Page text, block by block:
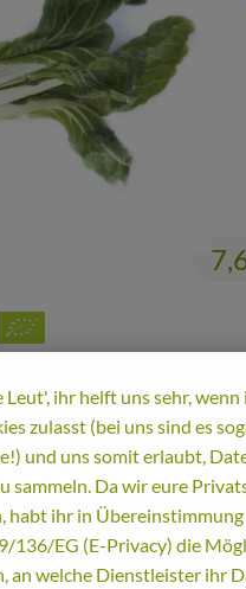
4.9% MwSt
Handelsklasse
Artikel wird genau eingewogen.
Leut', ihr helft uns sehr, wenn
zulasst (bei uns sind es
und uns somit erlaubt,
sammeln. Da wir eure
habt ihr in
136/EG (E-Privacy) die
an welche Dienstleister ihr